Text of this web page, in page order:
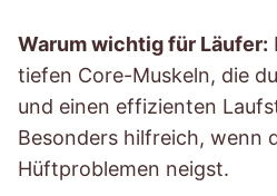
Warum wichtig für Läufer:
tiefen Core-Muskeln, die
und einen effizienten
Besonders hilfreich, wenn
Hüftproblemen neigst.